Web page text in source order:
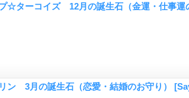
☆ターコイズ 12月の誕生石（金運・仕事運
ン 3月の誕生石（恋愛・結婚のお守り）